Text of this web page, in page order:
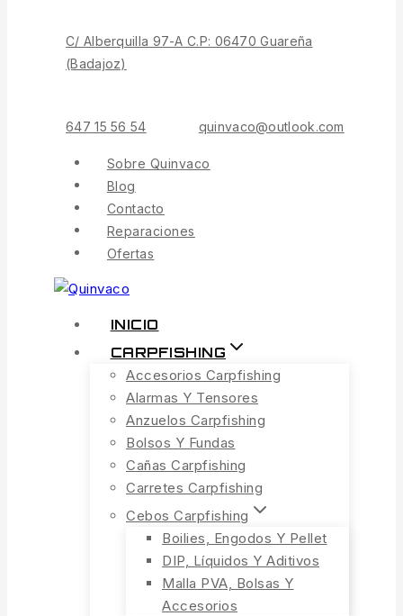
C/ Alberquilla 97-A C.P: 06470 Guareña
(Badajoz)
647 15 56 54 quinvaco@outlook.com
Sobre Quinvaco
Blog
Contacto
Reparaciones
Ofertas
INICIO
CARPFISHING
Accesorios Carpfishing
Alarmas Y Tensores
Anzuelos Carpfishing
Bolsos Y Fundas
Cañas Carpfishing
Carretes Carpfishing
Cebos Carpfishing
Boilies, Engodos Y Pellet
DIP, Líquidos Y Aditivos
Malla PVA, Bolsas Y
Accesorios